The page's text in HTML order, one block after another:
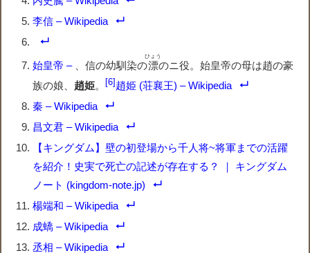
李信 – Wikipedia
始皇帝 – 、信の幼馴染の漂
ひょう
のニ役。始皇帝の母は趙の豪
族の娘、 趙姫。 6 趙姫 (荘襄王) – Wikipedia
秦 – Wikipedia
昌文君 – Wikipedia
【キングダム】壁の初登場から千人将~将軍までの活躍
を紹介！史実で死亡の記述が存在する？ ｜ キングダム
ノート (kingdom-note.jp)
楊端和 – Wikipedia
成蟜 – Wikipedia
丞相 – Wikipedia